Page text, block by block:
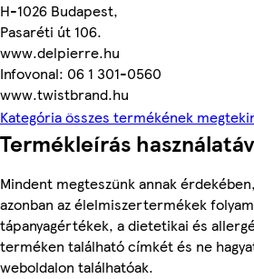
H-1026 Budapest,
Pasaréti út 106.
www.delpierre.hu
Infovonal: 06 1 301-0560
www.twistbrand.hu
Kategória összes termékének
Termékleírás
Mindent megteszünk annak
azonban az élelmiszertermékek
tápanyagértékek, a dietetikai és
terméken található címkét és ne
weboldalon találhatóak.